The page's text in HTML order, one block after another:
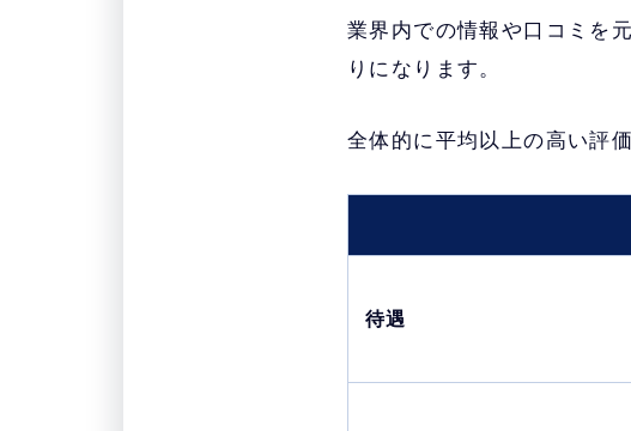
業界内での情報や口コミを
りになります。
全体的に平均以上の高い評
待遇